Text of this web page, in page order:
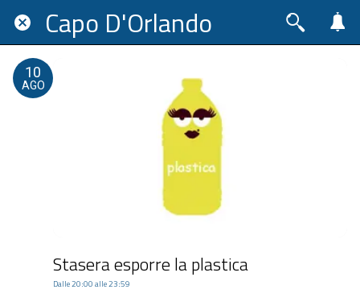
Capo D'Orlando
10
AGO
Stasera esporre la plastica
Dalle 20:00 alle 23:59